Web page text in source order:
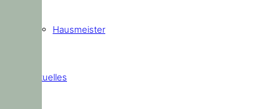
Hausmeister
Aktuelles